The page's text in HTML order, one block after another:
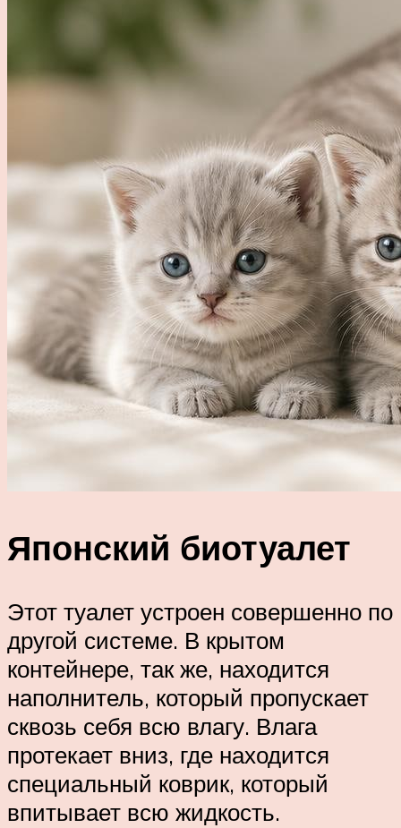
Японский биотуалет
Этот туалет устроен совершенно по
другой системе. В крытом
контейнере, так же, находится
наполнитель, который пропускает
сквозь себя всю влагу. Влага
протекает вниз, где находится
специальный коврик, который
впитывает всю жидкость.